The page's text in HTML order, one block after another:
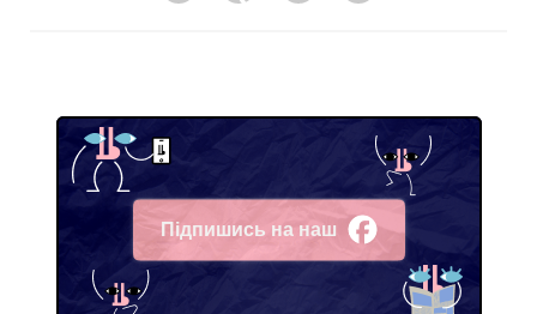
Підпишись на наш
Facebook